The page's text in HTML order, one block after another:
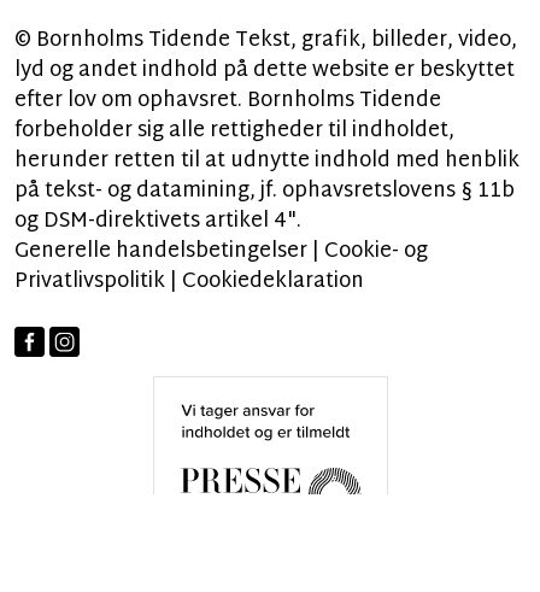
© Bornholms Tidende Tekst, grafik, billeder, video,
lyd og andet indhold på dette website er beskyttet
efter lov om ophavsret. Bornholms Tidende
forbeholder sig alle rettigheder til indholdet,
herunder retten til at udnytte indhold med henblik
på tekst- og datamining, jf. ophavsretslovens § 11b
og DSM-direktivets artikel 4".
Generelle handelsbetingelser| Cookie- og
Privatlivspolitik| Cookiedeklaration